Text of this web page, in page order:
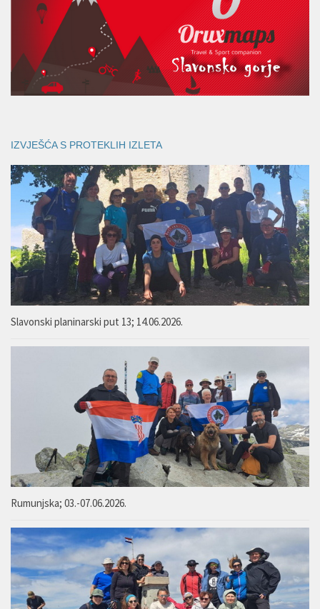
IZVJEŠĆA S PROTEKLIH IZLETA
Slavonski planinarski put 13; 14.06.2026.
Rumunjska; 03.-07.06.2026.